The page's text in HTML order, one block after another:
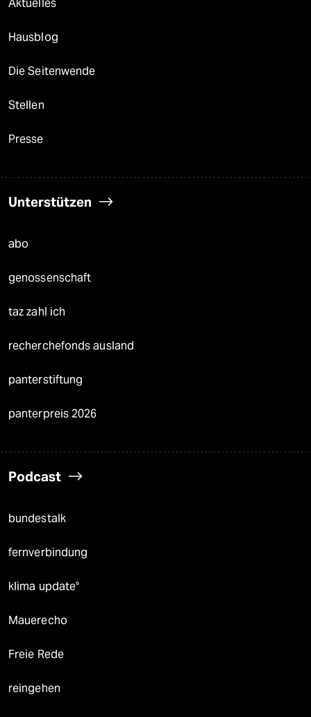
Aktuelles
Hausblog
Die Seitenwende
Stellen
Presse
Unterstützen
abo
genossenschaft
taz zahl ich
recherchefonds ausland
panterstiftung
panterpreis 2026
Podcast
bundestalk
fernverbindung
klima update°
Mauerecho
Freie Rede
reingehen